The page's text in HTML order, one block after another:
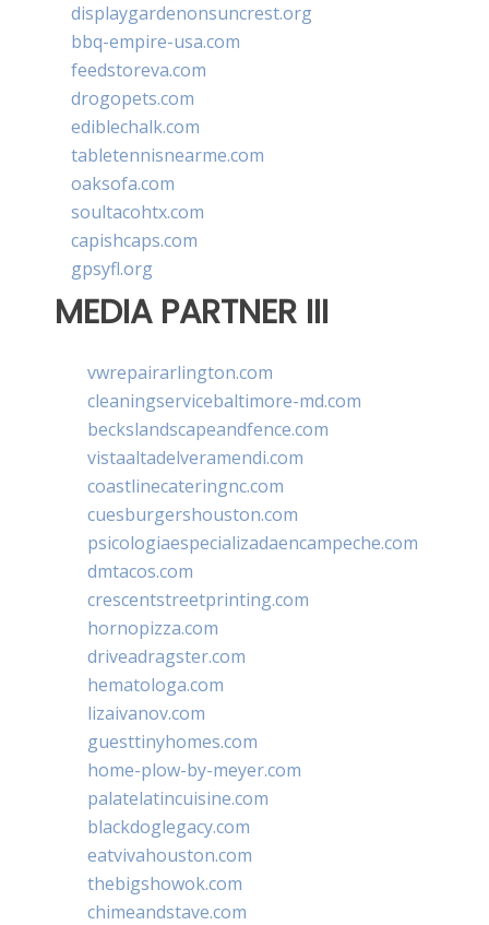
displaygardenonsuncrest.org
bbq-empire-usa.com
feedstoreva.com
drogopets.com
ediblechalk.com
tabletennisnearme.com
oaksofa.com
soultacohtx.com
capishcaps.com
gpsyfl.org
MEDIA PARTNER III
vwrepairarlington.com
cleaningservicebaltimore-md.com
beckslandscapeandfence.com
vistaaltadelveramendi.com
coastlinecateringnc.com
cuesburgershouston.com
psicologiaespecializadaencampeche.com
dmtacos.com
crescentstreetprinting.com
hornopizza.com
driveadragster.com
hematologa.com
lizaivanov.com
guesttinyhomes.com
home-plow-by-meyer.com
palatelatincuisine.com
blackdoglegacy.com
eatvivahouston.com
thebigshowok.com
chimeandstave.com